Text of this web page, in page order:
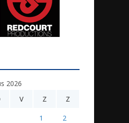
2026
V Z Z
1 2